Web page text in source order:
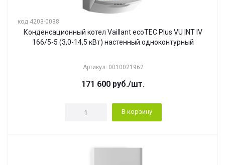
код 4203-0038
Конденсационный котел Vaillant ecoTEC Plus VU INT IV
166/5-5 (3,0-14,5 кВт) настенный одноконтурный
Артикул: 0010021962
171 600 руб./шт.
В корзину